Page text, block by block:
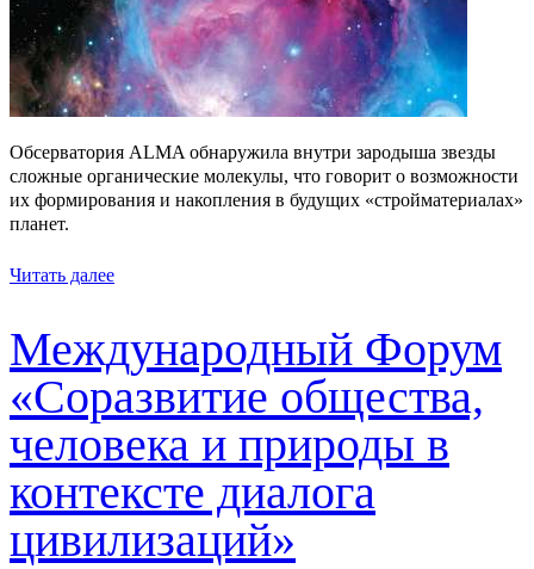
Обсерватория ALMA обнаружила внутри зародыша звезды
сложные органические молекулы, что говорит о возможности
их формирования и накопления в будущих «стройматериалах»
планет.
Читать далее
Международный Форум
«Соразвитие общества,
человека и природы в
контексте диалога
цивилизаций»